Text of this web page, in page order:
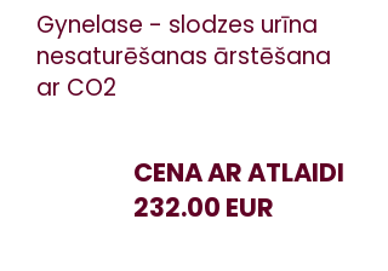
Gynelase - slodzes urīna
nesaturēšanas ārstēšana
ar CO2
CENA AR ATLAIDI
232.00 EUR